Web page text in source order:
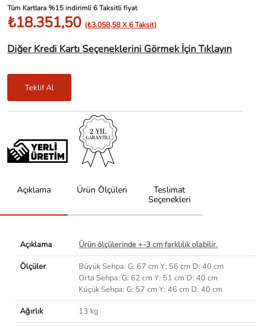
Tüm Kartlara %15 indirimli 6 Taksitli fiyat
₺18.351,50 (₺3.058,58 X 6 Taksit)
Diğer Kredi Kartı Seçeneklerini Görmek İçin Tıklayın
Teklif Al
Açıklama Ürün Ölçüleri
Teslimat
Seçenekleri
Açıklama
Ürün ölçülerinde +-3 cm farklılık olabilir.
Ölçüler
Büyük Sehpa: G: 67 cm Y: 56 cm D: 40 cm
Orta Sehpa: G: 62 cm Y: 51 cm D: 40 cm
Küçük Sehpa: G: 57 cm Y: 46 cm D: 40 cm
Ağırlık
13 kg